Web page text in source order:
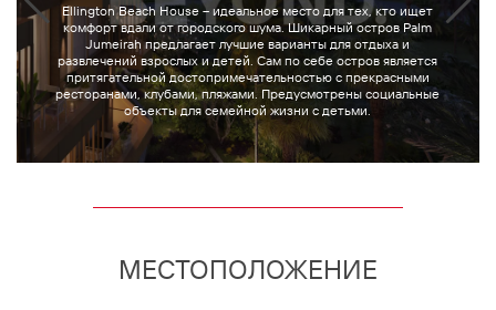
Ellington Beach House – идеальное место для тех, кто ищет
комфорт вдали от городского шума. Шикарный остров Palm
Jumeirah предлагает лучшие варианты для отдыха и
развлечений взрослых и детей. Сам по себе остров является
притягательной достопримечательностью с прекрасными
ресторанами, клубами, пляжами. Предусмотрены социальные
объекты для семейной жизни с детьми.
МЕСТОПОЛОЖЕНИЕ